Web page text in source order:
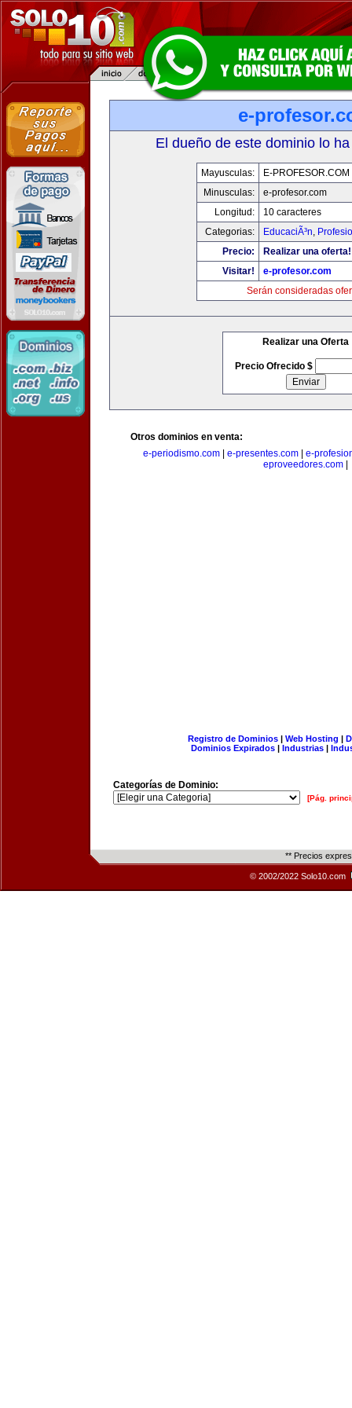
e-
El dueño de este dominio lo
Mayusculas:
E-PROFESOR.COM
Minusculas:
e-profesor.com
Longitud:
10 caracteres
Categorias:
EducaciÃ³n,
Precio:
Realizar una oferta!
Visitar!
e-profesor.com
Serán consideradas
Realizar una Oferta
Precio Ofrecido $
Otros dominios en venta:
e-periodismo.com
e-presentes.com
e-
eproveedores.com
Registro de Dominios| Web Hosting |
Dominios Expirados | Industrias |
Categorías de Dominio:
[Pág.
** Precios
© 2002/2022 Solo10.com